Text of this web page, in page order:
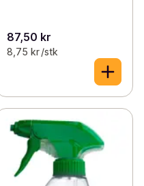
87,50 kr
8,75 kr /stk